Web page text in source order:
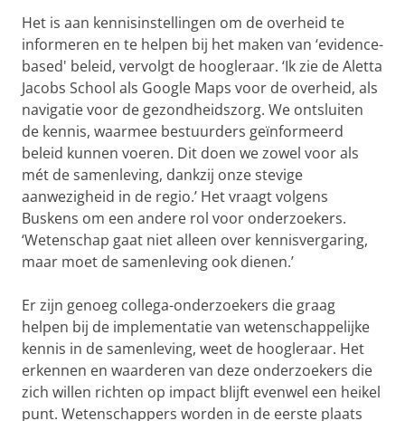
Het is aan kennisinstellingen om de overheid te
informeren en te helpen bij het maken van ‘evidence-
based' beleid, vervolgt de hoogleraar. ‘Ik zie de Aletta
Jacobs School als Google Maps voor de overheid, als
navigatie voor de gezondheidszorg. We ontsluiten
de kennis, waarmee bestuurders geïnformeerd
beleid kunnen voeren. Dit doen we zowel voor als
mét de samenleving, dankzij onze stevige
aanwezigheid in de regio.’ Het vraagt volgens
Buskens om een andere rol voor onderzoekers.
‘Wetenschap gaat niet alleen over kennisvergaring,
maar moet de samenleving ook dienen.’
Er zijn genoeg collega-onderzoekers die graag
helpen bij de implementatie van wetenschappelijke
kennis in de samenleving, weet de hoogleraar. Het
erkennen en waarderen van deze onderzoekers die
zich willen richten op impact blijft evenwel een heikel
punt. Wetenschappers worden in de eerste plaats